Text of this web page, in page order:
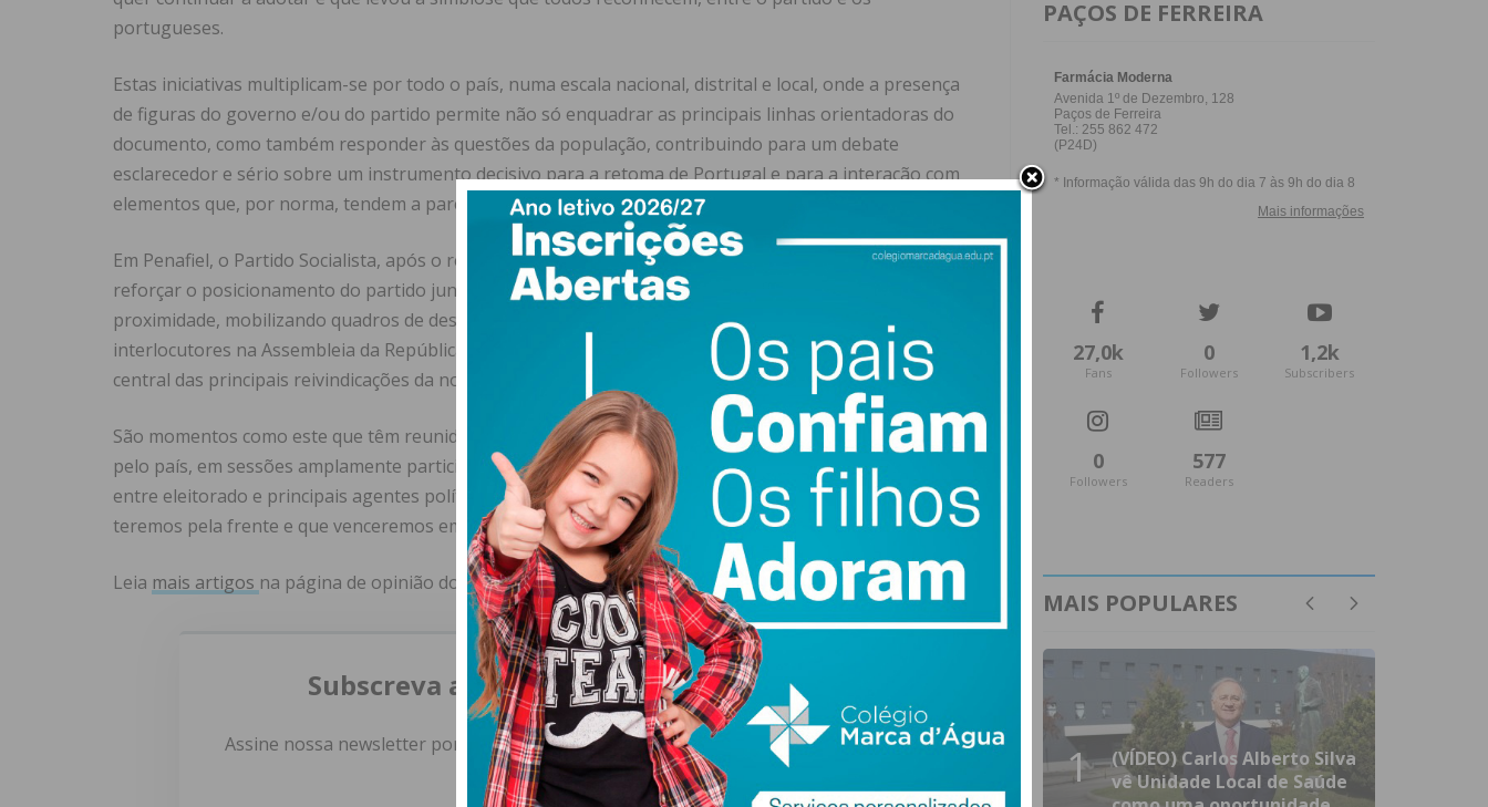
portugueses.
Estas iniciativas multiplicam-se por todo o país, numa escala nacional, distrital e local, onde a presença
de figuras do governo e/ou do partido permite não só enquadrar as principais linhas orientadoras do
documento, como também responder às questões da população, contribuindo para um debate
esclarecedor e sério sobre um instrumento decisivo para a retoma de Portugal e para a interação com
elementos que, por norma, tendem a parecer distantes e menos acessíveis.
Em Penafiel, o Partido Socialista, após o resultado eleitoral nas autárquicas do ano passado, que veio
reforçar o posicionamento do partido junto dos penafidelenses, tem-se redobrado em ações de
proximidade, mobilizando quadros de destaque da política nacional e aqueles que são os nossos
interlocutores na Assembleia da República, de forma a conduzir esforços para a colocação na agenda
central das principais reivindicações da nossa comunidade.
São momentos como este que têm reunido militantes e simpatizantes do partido por todo o distrito, e
pelo país, em sessões amplamente participadas e que são um exemplo de uma política de proximidade
entre eleitorado e principais agentes políticos, um fator decisivo face aos tremendos desafios que
teremos pela frente e que venceremos em conjunto.
Leia mais artigos na página de opinião do IMEDIATO.
Subscreva a newsletter do Imediato
Assine nossa newsletter por e-mail e obtenha de forma regular a informação
atualizada.
PAÇOS DE FERREIRA
27,0k
Fans
0
Followers
1,2k
Subscribers
0
Followers
577
Readers
MAIS POPULARES
1
(VÍDEO) Carlos Alberto Silva
vê Unidade Local de Saúde